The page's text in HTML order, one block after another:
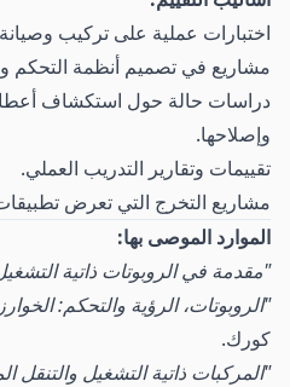
اختبارات عملية على تركيب وصيانة
مشاريع في تصميم أنظمة التحكم
دراسات حالة حول استكشاف أعطال
وإصلاحها.
تقييمات وتقارير التدريب العملي.
مشاريع التخرج التي تعرض
الموارد الموصى بها:
"مقدمة في الروبوتات ذاتية
"الروبوتات، الرؤية والتحكم:
كورك.
"المركبات ذاتية التشغيل والتنقل